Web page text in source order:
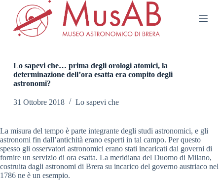
t
o
Lo sapevi che… prima degli orologi atomici, la
determinazione dell’ora esatta era compito degli
astronomi?
31 Ottobre 2018 Lo sapevi che
La misura del tempo è parte integrante degli studi astronomici, e gli
astronomi fin dall’antichità erano esperti in tal campo. Per questo
spesso gli osservatori astronomici erano stati incaricati dai governi di
fornire un servizio di ora esatta. La meridiana del Duomo di Milano,
costruita dagli astronomi di Brera su incarico del governo austriaco nel
1786 ne è un esempio.